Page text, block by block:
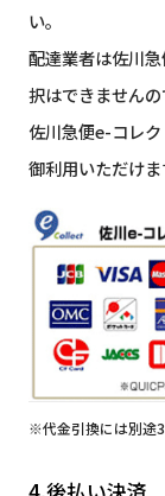
い。
配達業者は佐川
択はできませんの
佐川急便e-コレ
御利用いただけま
※代金引換には別途